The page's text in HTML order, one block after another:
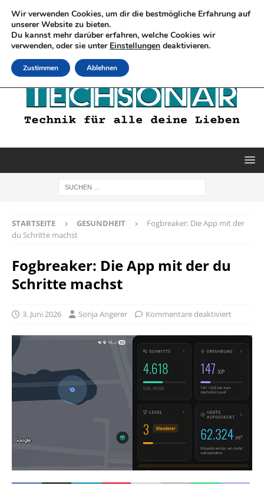
STARTSEITE GESUNDHEIT
Fogbreaker: Die App mit der
du Schritte machst
Fogbreaker: Die App mit der du
Schritte machst
3. Juni 2026 Sonja Angerer Kommentare deaktiviert
Wir verwenden Cookies, um dir die bestmögliche Erfahrung auf
unserer Website zu bieten.
Du kannst mehr darüber erfahren, welche Cookies wir
verwenden, oder sie unter Einstellungen deaktivieren.
Zustimmen Ablehnen